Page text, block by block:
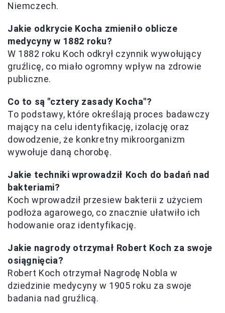
Niemczech.
Jakie odkrycie Kocha zmieniło oblicze
medycyny w 1882 roku?
W 1882 roku Koch odkrył czynnik wywołujący
gruźlicę, co miało ogromny wpływ na zdrowie
publiczne.
Co to są "cztery zasady Kocha"?
To podstawy, które określają proces badawczy
mający na celu identyfikację, izolację oraz
dowodzenie, że konkretny mikroorganizm
wywołuje daną chorobę.
Jakie techniki wprowadził Koch do badań nad
bakteriami?
Koch wprowadził przesiew bakterii z użyciem
podłoża agarowego, co znacznie ułatwiło ich
hodowanie oraz identyfikację.
Jakie nagrody otrzymał Robert Koch za swoje
osiągnięcia?
Robert Koch otrzymał Nagrodę Nobla w
dziedzinie medycyny w 1905 roku za swoje
badania nad gruźlicą.